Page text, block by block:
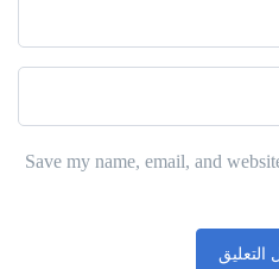
Save my name, email, and